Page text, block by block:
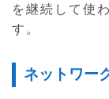
を継続して使
す。
ネットワー